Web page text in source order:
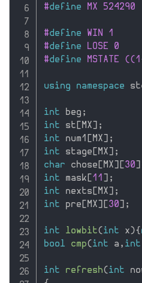
#define MX 524290
#define WIN 1
#define LOSE 0
#define MSTATE
using namespace
int beg ;
int st MX
;
int num1 MX
;
int stage MX
;
char chose MX 30
int mask 11
;
int nexts MX
;
int pre MX 30 ;
int lowbit( int x ){
bool
cmp( int a , int
int refresh( int